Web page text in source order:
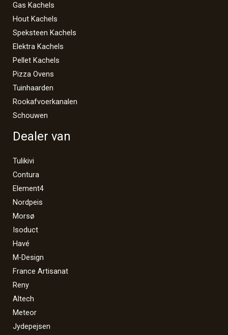
Gas Kachels
Hout Kachels
Speksteen Kachels
Elektra Kachels
Pellet Kachels
Pizza Ovens
Tuinhaarden
Rookafvoerkanalen
Schouwen
Dealer van
Tulikivi
Contura
Element4
Nordpeis
Morsø
Isoduct
Havé
M-Design
France Artisanat
Reny
Altech
Meteor
Jydepejsen